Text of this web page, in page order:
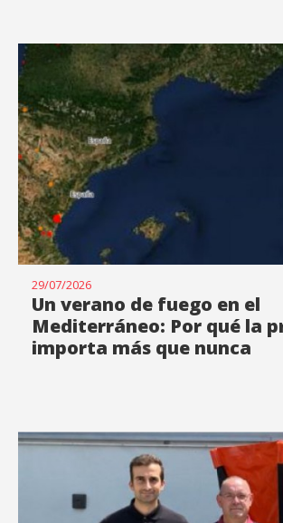
29/07/2026
Un verano de fuego en el
Mediterráneo: Por qué la
importa más que nunca